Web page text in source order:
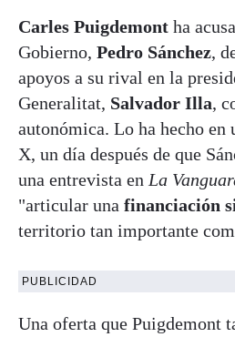
Carles Puigdemont ha
Gobierno, Pedro Sánchez,
apoyos a su rival en la
Generalitat, Salvador Illa,
autonómica. Lo ha hecho en
X, un día después de que
una entrevista en La
"articular una financiación
territorio tan importante
PUBLICIDAD
Una oferta que Puigdemont